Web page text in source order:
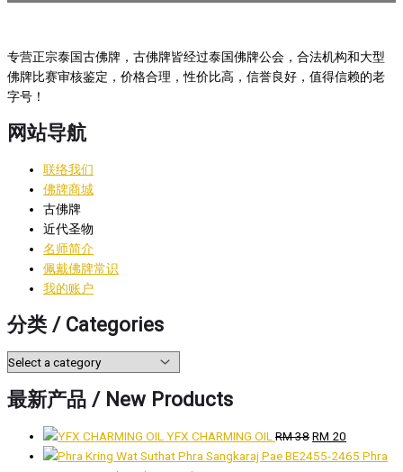
专营正宗泰国古佛牌，古佛牌皆经过泰国佛牌公会，合法机构和大型
佛牌比赛审核鉴定，价格合理，性价比高，信誉良好，值得信赖的老
字号！
网站导航
联络我们
佛牌商城
古佛牌
近代圣物
名师简介
佩戴佛牌常识
我的账户
分类 / Categories
最新产品 / New Products
YFX CHARMING OIL RM38Original
price
RM 20
pricePhra